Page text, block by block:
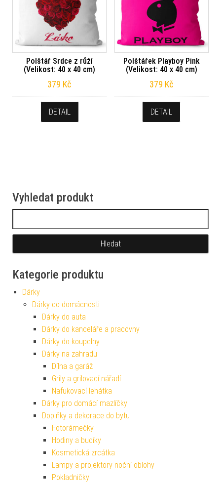
Polštář Srdce z růží
(Velikost: 40 x 40 cm)
379 Kč
DETAIL
Polštářek Playboy Pink
(Velikost: 40 x 40 cm)
379 Kč
DETAIL
Vyhledat produkt
Kategorie produktu
Dárky
Dárky do domácnosti
Dárky do auta
Dárky do kanceláře a pracovny
Dárky do koupelny
Dárky na zahradu
Dílna a garáž
Grily a grilovací nářadí
Nafukovací lehátka
Dárky pro domácí mazlíčky
Doplňky a dekorace do bytu
Fotorámečky
Hodiny a budíky
Kosmetická zrcátka
Lampy a projektory noční oblohy
Pokladničky